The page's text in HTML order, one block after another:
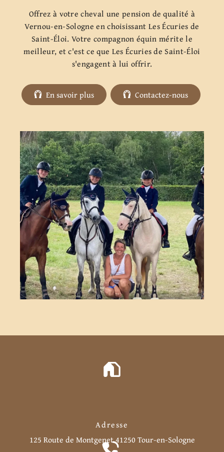
Offrez à votre cheval une pension de qualité à
Vernou-en-Sologne en choisissant Les Écuries de
Saint-Éloi. Votre compagnon équin mérite le
meilleur, et c'est ce que Les Écuries de Saint-Éloi
s'engagent à lui offrir.
En savoir plus Contactez-nous
Adresse
125 Route de Montgenet41250 Tour-en-Sologne